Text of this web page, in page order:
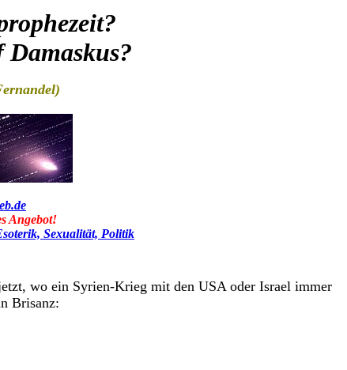
Damaskus?
Angebot!
Sexualität, Politik
wo ein Syrien-Krieg mit den USA oder Israel immer
Brisanz: